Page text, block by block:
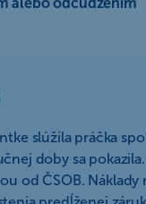
slúžila práčka
doby sa
od ČSOB. Náklady